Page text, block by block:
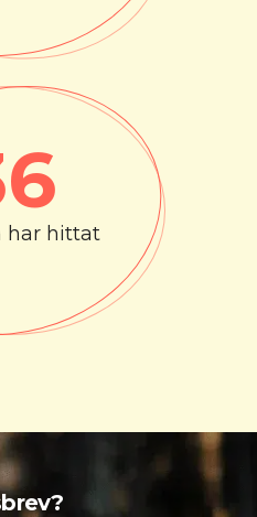
har hittat